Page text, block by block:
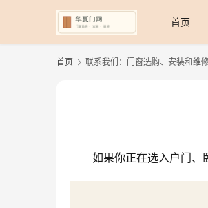
首页
首页 联系我们：门窗选购、安装和维
如果你正在选入户门、